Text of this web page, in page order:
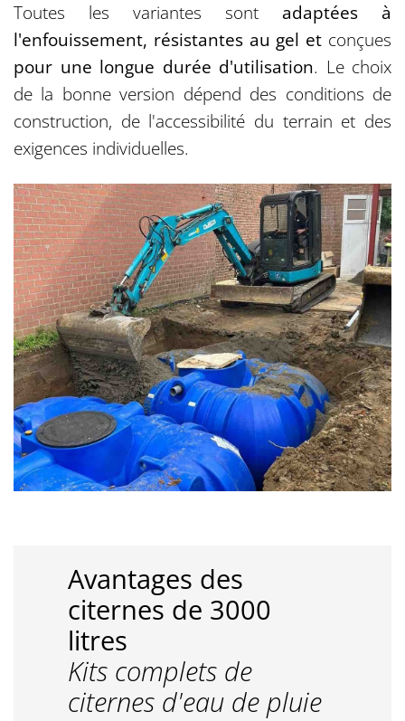
Toutes les variantes sont adaptées à
l'enfouissement, résistantes au gel et conçues
pour une longue durée d'utilisation. Le choix
de la bonne version dépend des conditions de
construction, de l'accessibilité du terrain et des
exigences individuelles.
Avantages des
citernes de 3000
litres
Kits complets de
citernes d'eau de pluie